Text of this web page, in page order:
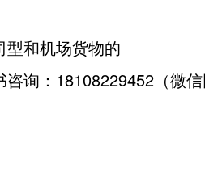
和机场货物的
询：18108229452（微